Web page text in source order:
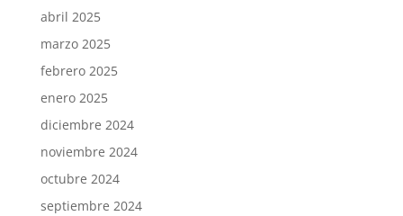
abril 2025
marzo 2025
febrero 2025
enero 2025
diciembre 2024
noviembre 2024
octubre 2024
septiembre 2024